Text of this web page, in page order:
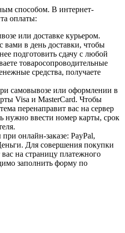
способом. В интернет-
оплаты:
или доставке курьером.
вами в день доставки, чтобы
подготовить сдачу с любой
товаросопроводительные
средства, получаете
самовывозе или оформлении в
Visa и MasterCard. Чтобы
перенаправит вас на сервер
нужно ввести номер карты, срок
онлайн-заказе: PayPal,
Для совершения покупки
на страницу платежного
заполнить форму по